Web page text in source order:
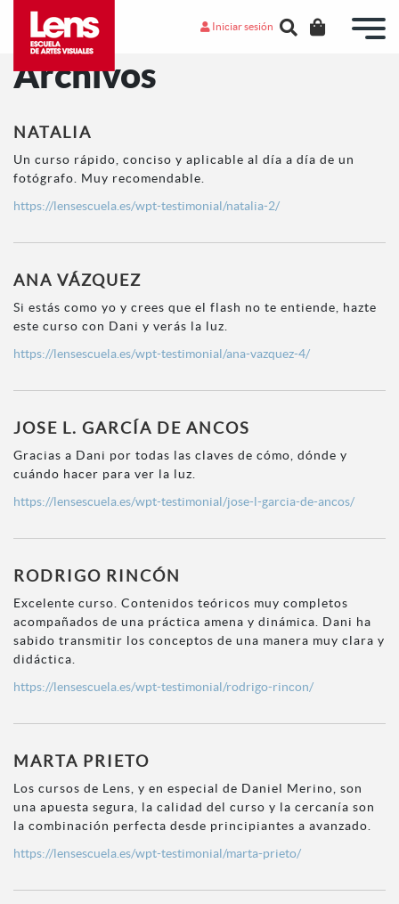
Iniciar sesión
Archivos
NATALIA
Un curso rápido, conciso y aplicable al día a día de un
fotógrafo. Muy recomendable.
https://lensescuela.es/wpt-testimonial/natalia-2/
ANA VÁZQUEZ
Si estás como yo y crees que el flash no te entiende, hazte
este curso con Dani y verás la luz.
https://lensescuela.es/wpt-testimonial/ana-vazquez-4/
JOSE L. GARCÍA DE ANCOS
Gracias a Dani por todas las claves de cómo, dónde y
cuándo hacer para ver la luz.
https://lensescuela.es/wpt-testimonial/jose-l-garcia-de-ancos/
RODRIGO RINCÓN
Excelente curso. Contenidos teóricos muy completos
acompañados de una práctica amena y dinámica. Dani ha
sabido transmitir los conceptos de una manera muy clara y
didáctica.
https://lensescuela.es/wpt-testimonial/rodrigo-rincon/
MARTA PRIETO
Los cursos de Lens, y en especial de Daniel Merino, son
una apuesta segura, la calidad del curso y la cercanía son
la combinación perfecta desde principiantes a avanzado.
https://lensescuela.es/wpt-testimonial/marta-prieto/